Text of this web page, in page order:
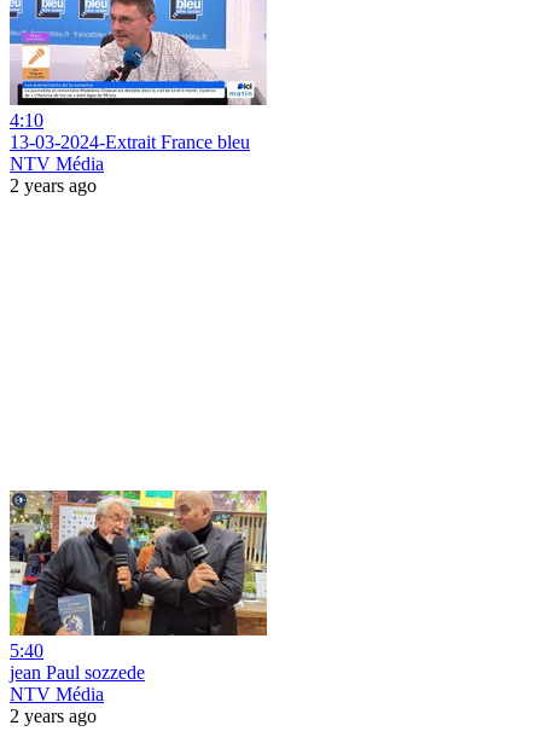
4:10
13-03-2024-Extrait France bleu
NTV Média
2 years ago
5:40
jean Paul sozzede
NTV Média
2 years ago